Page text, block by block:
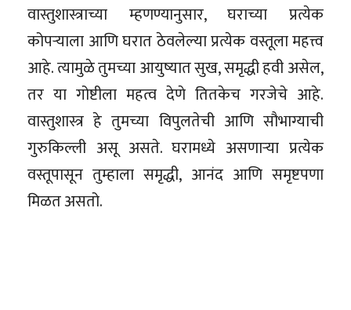
वास्तुशास्त्राच्या म्हणण्यानुसार, घराच्या प्रत्येक
कोपऱ्याला आणि घरात ठेवलेल्या प्रत्येक वस्तूला महत्त्व
आहे. त्यामुळे तुमच्या आयुष्यात सुख, समृद्धी हवी असेल,
तर या गोष्टीला महत्व देणे तितकेच गरजेचे आहे.
वास्तुशास्त्र हे तुमच्या विपुलतेची आणि सौभाग्याची
गुरुकिल्ली असू असते. घरामध्ये असणाऱ्या प्रत्येक
वस्तूपासून तुम्हाला समृद्धी, आनंद आणि समृष्टपणा
मिळत असतो.